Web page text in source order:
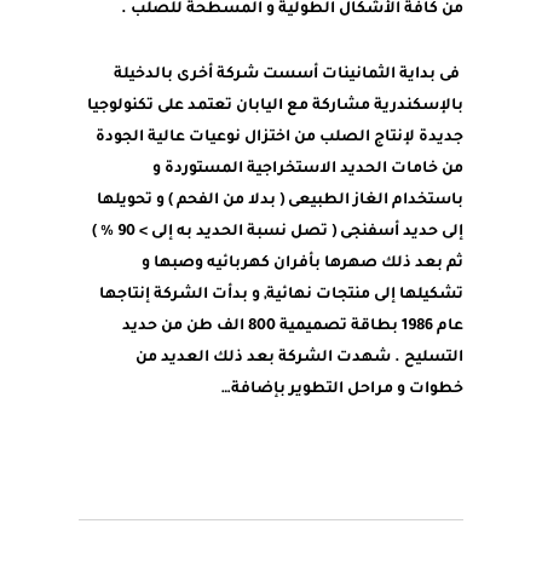
من كافة الأشكال الطولية و المسطحة للصلب .
فى بداية الثمانينات أسست شركة أخرى بالدخيلة
بالإسكندرية مشاركة مع اليابان تعتمد على تكنولوجيا
جديدة لإنتاج الصلب من اختزال نوعيات عالية الجودة
من خامات الحديد الاستخراجية المستوردة و
باستخدام الغاز الطبيعى ( بدلا من الفحم ) و تحويلها
إلى حديد أسفنجى ( تصل نسبة الحديد به إلى > 90 % )
ثم بعد ذلك صهرها بأفران كهربائيه وصبها و
تشكيلها إلى منتجات نهائية, و بدأت الشركة إنتاجها
عام 1986 بطاقة تصميمية 800 الف طن من حديد
التسليح . شهدت الشركة بعد ذلك العديد من
خطوات و مراحل التطوير بإضافة…